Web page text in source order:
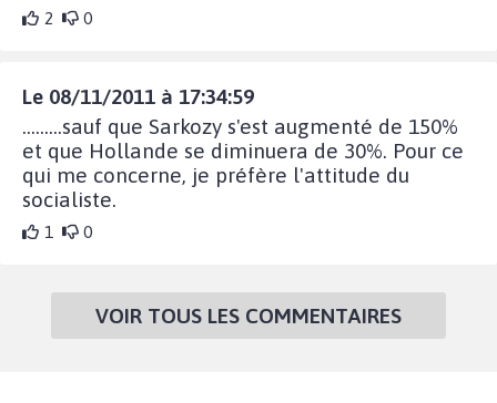
2 0
Le 08/11/2011 à 17:34:59
.........sauf que Sarkozy s'est augmenté de 150%
et que Hollande se diminuera de 30%. Pour ce
qui me concerne, je préfère l'attitude du
socialiste.
1 0
VOIR TOUS LES COMMENTAIRES